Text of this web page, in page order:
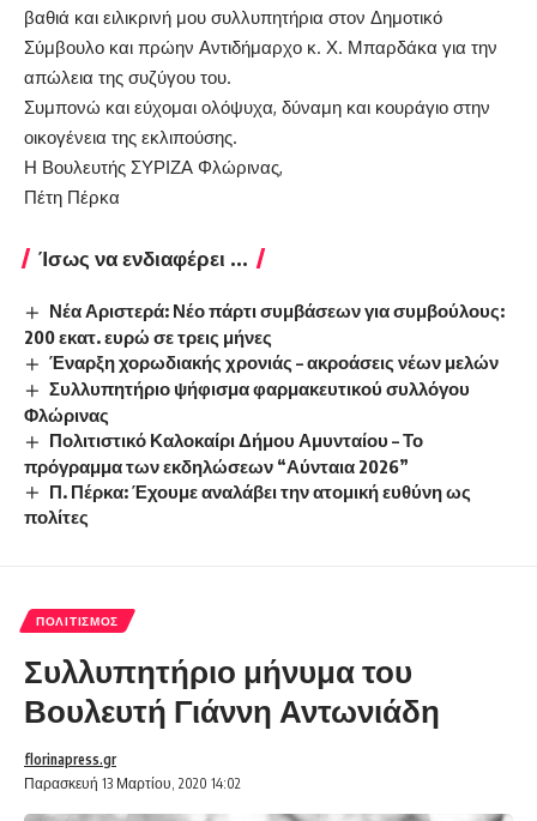
βαθιά και ειλικρινή μου συλλυπητήρια στον Δημοτικό
Σύμβουλο και πρώην Αντιδήμαρχο κ. Χ. Μπαρδάκα για την
απώλεια της συζύγου του.
Συμπονώ και εύχομαι ολόψυχα, δύναμη και κουράγιο στην
οικογένεια της εκλιπούσης.
Η Βουλευτής ΣΥΡΙΖΑ Φλώρινας,
Πέτη Πέρκα
Ίσως να ενδιαφέρει ...
Νέα Αριστερά: Νέο πάρτι συμβάσεων για συμβούλους:
200 εκατ. ευρώ σε τρεις μήνες
Έναρξη χορωδιακής χρονιάς – ακροάσεις νέων μελών
Συλλυπητήριο ψήφισμα φαρμακευτικού συλλόγου
Φλώρινας
Πολιτιστικό Καλοκαίρι Δήμου Αμυνταίου – Το
πρόγραμμα των εκδηλώσεων “Αύνταια 2026”
Π. Πέρκα: Έχουμε αναλάβει την ατομική ευθύνη ως
πολίτες
ΠΟΛΙΤΙΣΜΌΣ
Συλλυπητήριο μήνυμα του
Βουλευτή Γιάννη Αντωνιάδη
Παρασκευή 13 Μαρτίου, 2020 14:02
florinapress.gr